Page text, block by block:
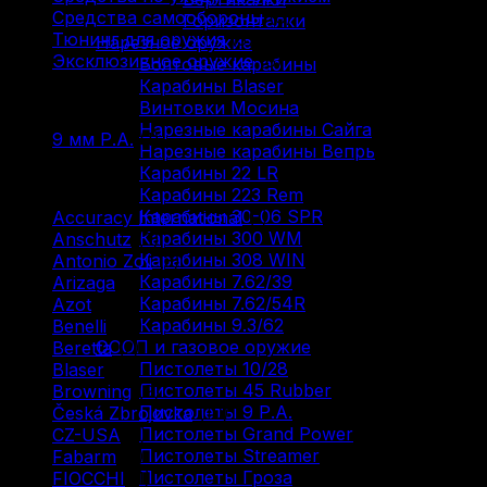
Горизонталки
Нарезное оружие
Болтовые карабины
Карабины Blaser
Винтовки Мосина
Нарезные карабины Сайга
Нарезные карабины Вепрь
Карабины 22 LR
Карабины 223 Rem
Карабины 30-06 SPR
Карабины 300 WM
Карабины 308 WIN
Карабины 7.62/39
Карабины 7.62/54R
Карабины 9.3/62
ОООП и газовое оружие
Пистолеты 10/28
Пистолеты 45 Rubber
Пистолеты 9 Р.А.
Пистолеты Grand Power
Пистолеты Streamer
Пистолеты Гроза
Средства самообороны (6)
Тюнинг для оружия (37)
Эксклюзивное оружие (6)
9 мм Р.А. (1)
Accuracy International (1)
Anschutz (3)
Antonio Zoli (3)
Arizaga
(1)
Azot
Benelli
(16)
Beretta (2)
Blaser
Browning (9)
Česká Zbrojovka (10)
CZ-USA
(1)
Fabarm
(5)
FIOCCHI
(1)